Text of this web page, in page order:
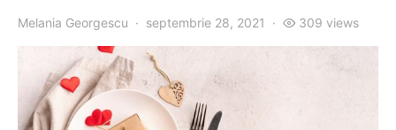
Melania Georgescu septembrie 28, 2021 309 views